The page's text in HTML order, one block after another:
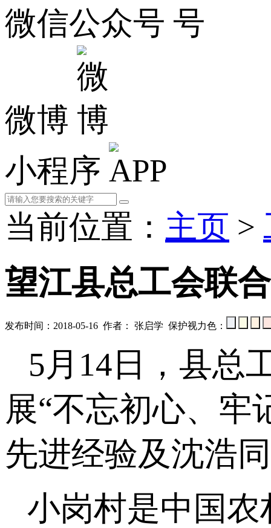
微信公众号
微博
小程序
当前位置： 主页 >
望江县总工会联
发布时间：2018-05-16 作者： 张启学 保护视力色：
5月 14 日，县总
展“不忘初心、牢
先进经验及沈浩
小岗村是中国